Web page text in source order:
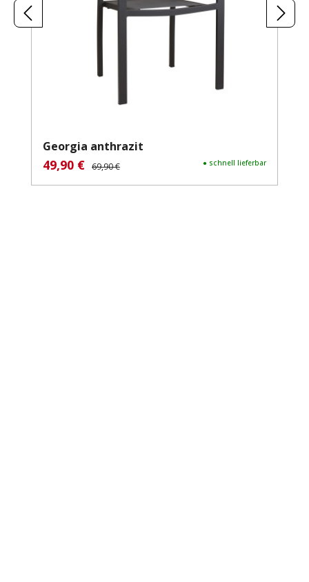
Georgia anthrazit
Verkaufspreis:
49,90 € Regulärer Preis:
69,90 € ● schnell lieferbar